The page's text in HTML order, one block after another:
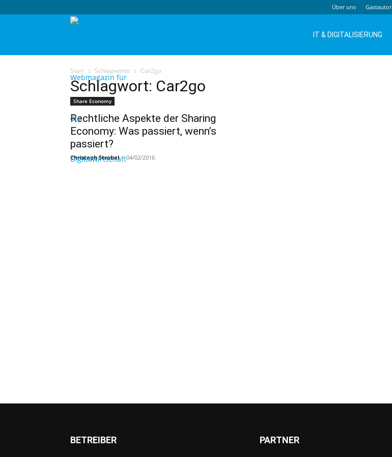
Über uns Gastautor
IT & DIGITALISIERUNG
Start Schlagworte Car2go
Schlagwort: Car2go
Share Economy
Rechtliche Aspekte der Sharing
Economy: Was passiert, wenn’s
passiert?
Christoph Strobel - 04/02/2016
BETREIBER PARTNER